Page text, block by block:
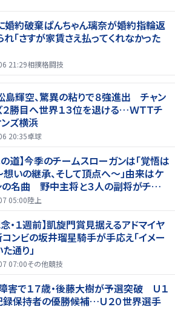
婚約破棄ぱんちゃん璃奈が婚約指輪返
「さすが家賃さえ払ってくれなかった
21:29相撲格闘技
松島輝空、驚異の粘りで８強進出 チャン
２勝目へ世界１３位を退ける…ＷＴＴチ
ズ横浜
20:35卓球
道】今季のチームスローガンは「覚悟は
想いの継承、そして頂点へ～」由来はケ
の名曲 野中主将と３人の副将がチーム
…夏合宿特集第１弾、国学院大
05:00陸上
・１週前】凱旋門賞見据えるアドマイヤ
ンビの坂井瑠星騎手が手応え「イメー
通り」
07:00その他競技
障害で１７歳・後藤大樹が予選突破 Ｕ１
録保持者の優勝候補…Ｕ２０世界選手